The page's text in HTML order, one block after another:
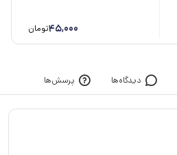
45,000تومان
دیدگاه‌ها پرسش‌ها